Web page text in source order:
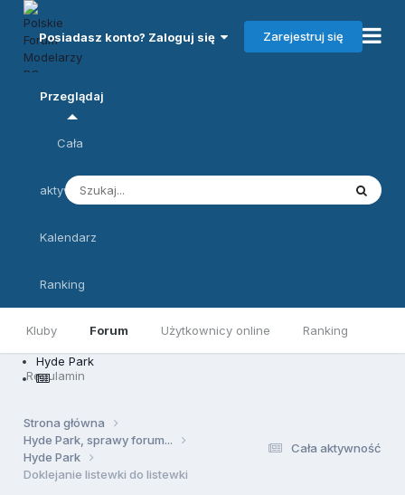
Posiadasz konto? Zaloguj się Zarejestruj się
Przeglądaj
Kluby Forum Użytkownicy online Ranking
Regulamin
Cała
aktywność
Kalendarz
Ranking
Hyde Park
Cała aktywność
Strona główna
Hyde Park, sprawy forum...
Hyde Park
Doklejanie listewki do listewki